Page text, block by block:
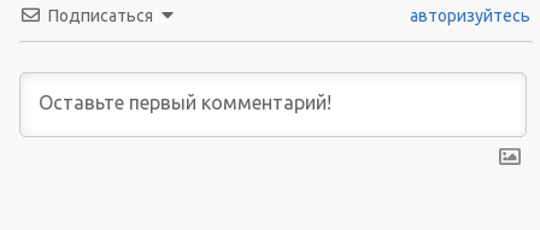
Подписаться авторизуйтесь